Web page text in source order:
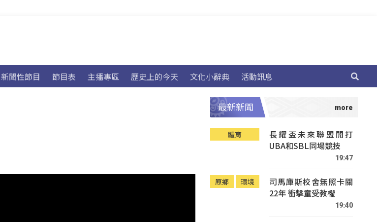
新聞性節目 節目表 主播專區 歷史上的今天 文化小辭典 活動訊息
最新新聞
體育
長耀盃未來聯盟開打
UBA和SBL同場競技
19:47
原鄉 環境
司馬庫斯校舍無照卡關
22年 衝擊童受教權
19:40